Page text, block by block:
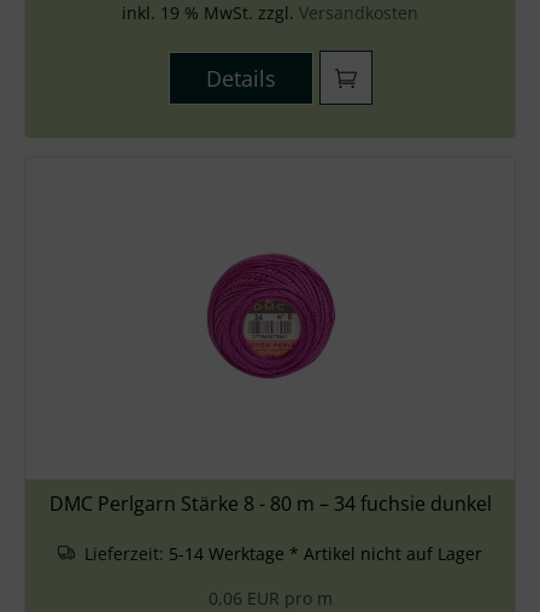
inkl. 19 % MwSt. zzgl. Versandkosten
Details
DMC Perlgarn Stärke 8 - 80 m – 34 fuchsie dunkel
Lieferzeit: 5-14 Werktage * Artikel nicht auf Lager
0,06 EUR pro m